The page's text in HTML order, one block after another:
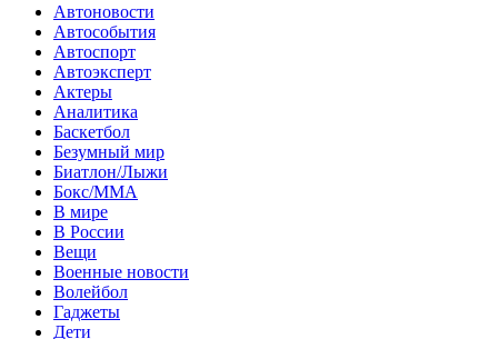
Автоновости
Автособытия
Автоспорт
Автоэксперт
Актеры
Аналитика
Баскетбол
Безумный мир
Биатлон/Лыжи
Бокс/MMA
В мире
В России
Вещи
Военные новости
Волейбол
Гаджеты
Дети